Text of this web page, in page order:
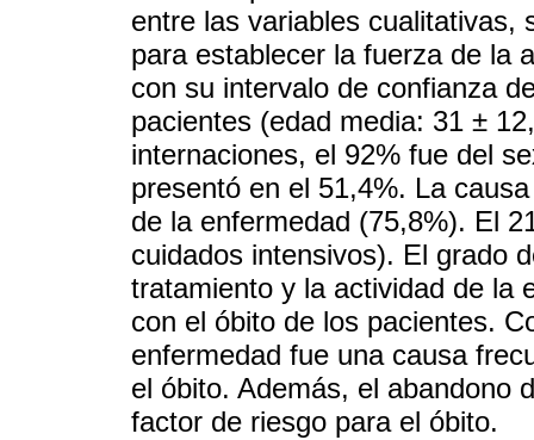
entre las variables cualitativas,
para establecer la fuerza de la
con su intervalo de confianza
pacientes (edad media: 31 ±
internaciones, el 92% fue del
presentó en el 51,4%. La
de la enfermedad (75,8%). El
cuidados intensivos). El grado
tratamiento y la actividad de la
con el óbito de los pacientes.
enfermedad fue una causa
el óbito. Además, el abandono
factor de riesgo para el óbito.